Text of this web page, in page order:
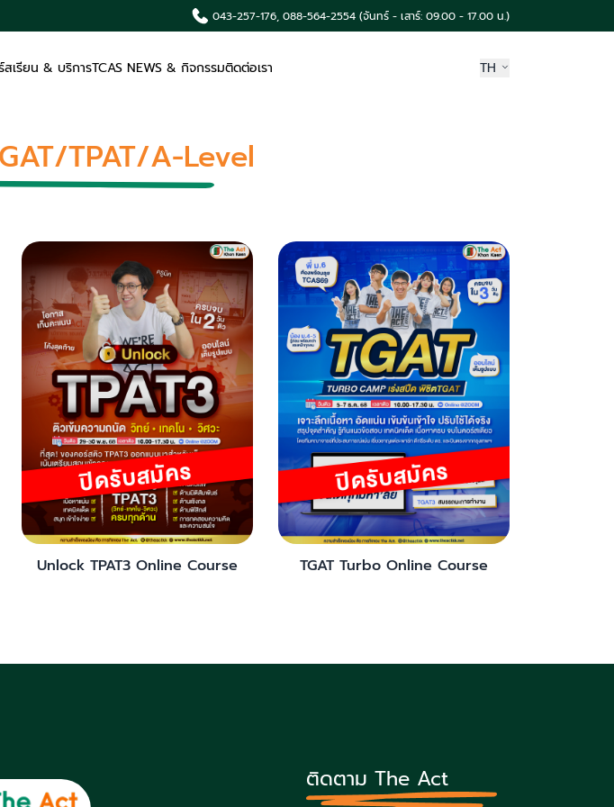
043-257-176, 088-564-2554 (จันทร์ - เสาร์: 09.00 - 17.00 น.)
สเรียน & บริการTCAS NEWS & กิจกรรมติดต่อเรา TH
TPAT/A-Level
Unlock TPAT3 Online Course TGAT Turbo Online Course
ติดตาม The Act